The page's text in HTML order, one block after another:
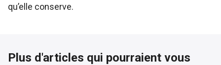
qu’elle conserve.
Plus d'articles qui pourraient vous